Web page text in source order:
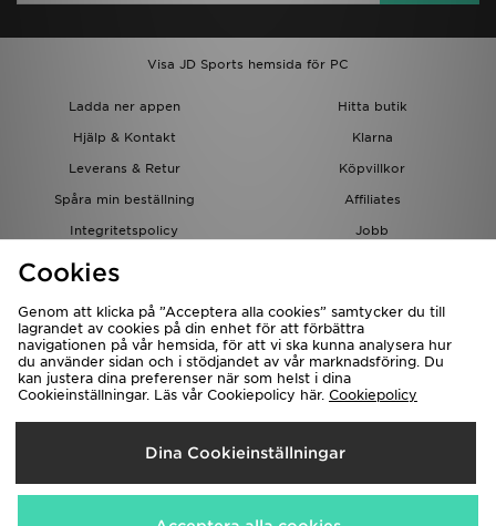
Visa JD Sports hemsida för PC
Ladda ner appen
Hitta butik
Hjälp & Kontakt
Klarna
Leverans & Retur
Köpvillkor
Spåra min beställning
Affiliates
Integritetspolicy
Jobb
JD-bloggen
Levererar Till
Sverige
Vi accepterar följande betalningssätt
Cookies
Genom att klicka på ”Acceptera alla cookies” samtycker du till
lagrandet av cookies på din enhet för att förbättra
navigationen på vår hemsida, för att vi ska kunna analysera hur
du använder sidan och i stödjandet av vår marknadsföring. Du
kan justera dina preferenser när som helst i dina
Cookieinställningar. Läs vår Cookiepolicy här. Cookiepolicy
Dina Cookieinställningar